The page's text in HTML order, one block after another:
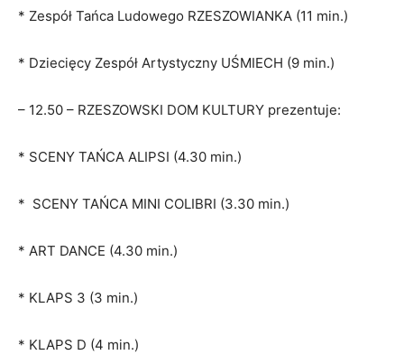
* Zespół Tańca Ludowego RZESZOWIANKA (11 min.)
* Dziecięcy Zespół Artystyczny UŚMIECH (9 min.)
– 12.50 – RZESZOWSKI DOM KULTURY prezentuje:
* SCENY TAŃCA ALIPSI (4.30 min.)
* SCENY TAŃCA MINI COLIBRI (3.30 min.)
* ART DANCE (4.30 min.)
* KLAPS 3 (3 min.)
* KLAPS D (4 min.)